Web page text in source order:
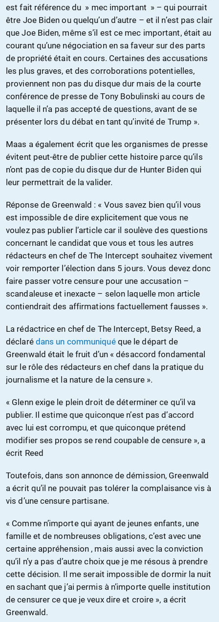
est fait référence du » mec important » – qui pourrait
être Joe Biden ou quelqu’un d’autre – et il n’est pas clair
que Joe Biden, même s’il est ce mec important, était au
courant qu’une négociation en sa faveur sur des parts
de propriété était en cours. Certaines des accusations
les plus graves, et des corroborations potentielles,
proviennent non pas du disque dur mais de la courte
conférence de presse de Tony Bobulinski au cours de
laquelle il n’a pas accepté de questions, avant de se
présenter lors du débat en tant qu’invité de Trump ».
Maas a également écrit que les organismes de presse
évitent peut-être de publier cette histoire parce qu’ils
n’ont pas de copie du disque dur de Hunter Biden qui
leur permettrait de la valider.
Réponse de Greenwald : « Vous savez bien qu’il vous
est impossible de dire explicitement que vous ne
voulez pas publier l’article car il soulève des questions
concernant le candidat que vous et tous les autres
rédacteurs en chef de The Intercept souhaitez vivement
voir remporter l’élection dans 5 jours. Vous devez donc
faire passer votre censure pour une accusation –
scandaleuse et inexacte – selon laquelle mon article
contiendrait des affirmations factuellement fausses ».
La rédactrice en chef de The Intercept, Betsy Reed, a
déclaré dans un communiquéque le départ de
Greenwald était le fruit d’un « désaccord fondamental
sur le rôle des rédacteurs en chef dans la pratique du
journalisme et la nature de la censure ».
« Glenn exige le plein droit de déterminer ce qu’il va
publier. Il estime que quiconque n’est pas d’accord
avec lui est corrompu, et que quiconque prétend
modifier ses propos se rend coupable de censure », a
écrit Reed
Toutefois, dans son annonce de démission, Greenwald
a écrit qu’il ne pouvait pas tolérer la complaisance vis à
vis d’une censure partisane.
« Comme n’importe qui ayant de jeunes enfants, une
famille et de nombreuses obligations, c’est avec une
certaine appréhension , mais aussi avec la conviction
qu’il n’y a pas d’autre choix que je me résous à prendre
cette décision. Il me serait impossible de dormir la nuit
en sachant que j’ai permis à n’importe quelle institution
de censurer ce que je veux dire et croire », a écrit
Greenwald.